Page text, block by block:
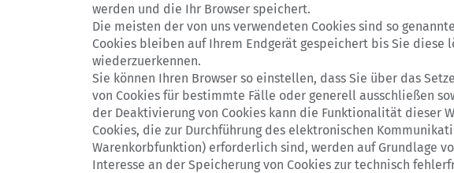
werden und die Ihr Browser speichert.
Die meisten der von uns verwendeten Cookies sind so
Cookies bleiben auf Ihrem Endgerät gespeichert bis Sie diese
wiederzuerkennen.
Sie können Ihren Browser so einstellen, dass Sie über das
von Cookies für bestimmte Fälle oder generell ausschließen
der Deaktivierung von Cookies kann die Funktionalität dieser
Cookies, die zur Durchführung des elektronischen
Warenkorbfunktion) erforderlich sind, werden auf Grundlage
Interesse an der Speicherung von Cookies zur technisch